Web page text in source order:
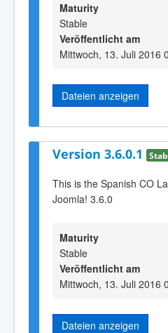
Maturity
Stable
Veröffentlicht am
Mittwoch, 13. Juli 2016
Dateien anzeigen
Version 3.6.0.1
This is the Spanish CO
Joomla! 3.6.0
Maturity
Stable
Veröffentlicht am
Mittwoch, 13. Juli 2016
Dateien anzeigen